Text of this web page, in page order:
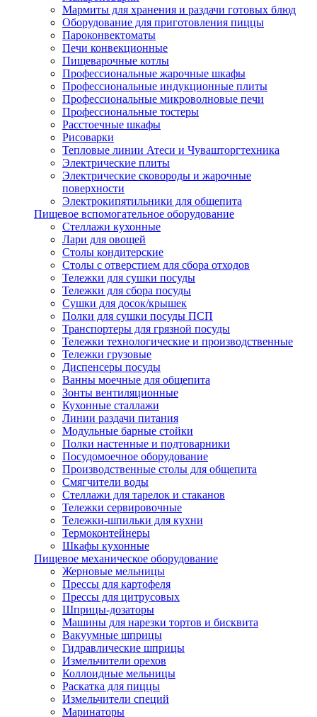
Мармиты для хранения и раздачи готовых блюд
Оборудование для приготовления пиццы
Пароконвектоматы
Печи конвекционные
Пищеварочные котлы
Профессиональные жарочные шкафы
Профессиональные индукционные плиты
Профессиональные микроволновые печи
Профессиональные тостеры
Расстоечные шкафы
Рисоварки
Тепловые линии Атеси и Чувашторгтехника
Электрические плиты
Электрические сковороды и жарочные
поверхности
Электрокипятильники для общепита
Пищевое вспомогательное оборудование
Стеллажи кухонные
Лари для овощей
Столы кондитерские
Столы с отверстием для сбора отходов
Тележки для сушки посуды
Тележки для сбора посуды
Сушки для досок/крышек
Полки для сушки посуды ПСП
Транспортеры для грязной посуды
Тележки технологические и производственные
Тележки грузовые
Диспенсеры посуды
Ванны моечные для общепита
Зонты вентиляционные
Кухонные сталлажи
Линии раздачи питания
Модульные барные стойки
Полки настенные и подтоварники
Посудомоечное оборудование
Производственные столы для общепита
Смягчители воды
Стеллажи для тарелок и стаканов
Тележки сервировочные
Тележки-шпильки для кухни
Термоконтейнеры
Шкафы кухонные
Пищевое механическое оборудование
Жерновые мельницы
Прессы для картофеля
Прессы для цитрусовых
Шприцы-дозаторы
Машины для нарезки тортов и бисквита
Вакуумные шприцы
Гидравлические шприцы
Измельчители орехов
Коллоидные мельницы
Раскатка для пиццы
Измельчители специй
Маринаторы